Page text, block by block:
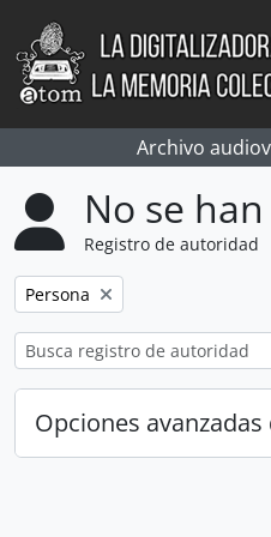
Skip to main content
Archivo
No se
Registro de autoridad
Remove filter:
Persona
Opciones